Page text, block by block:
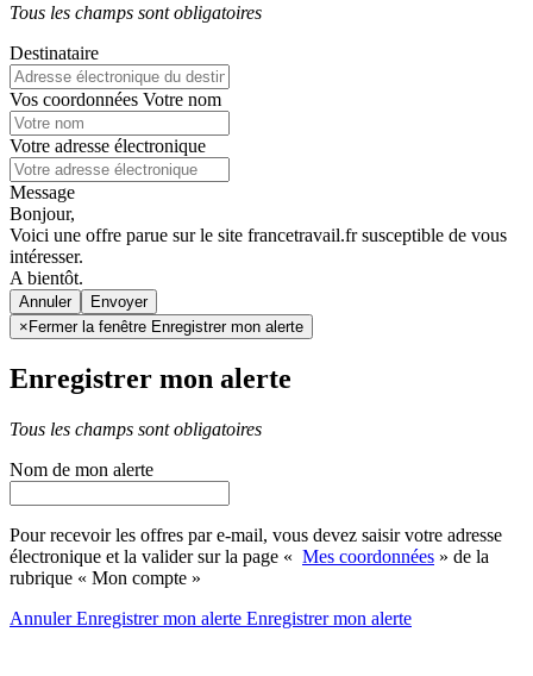
Tous les champs sont obligatoires
Destinataire
Vos coordonnées Votre nom
Votre adresse électronique
Message
Bonjour,
Voici une offre parue sur le site francetravail.fr susceptible de vous
intéresser.
A bientôt.
Annuler
× Fermer la fenêtre Enregistrer mon alerte
Enregistrer mon alerte
Tous les champs sont obligatoires
Nom de mon alerte
Pour recevoir les offres par e-mail, vous devez saisir votre adresse
électronique et la valider sur la page « Mes coordonnées » de la
rubrique « Mon compte »
AnnulerEnregistrer mon alerte Enregistrermon alerte